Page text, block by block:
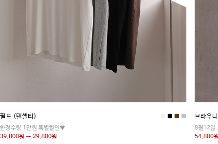
필드 (텐셀티)
한정수량 1만원 특별할인♥
39,800원 → 29,800원
■ ■ ■ 브라우니
8월12일
54,800